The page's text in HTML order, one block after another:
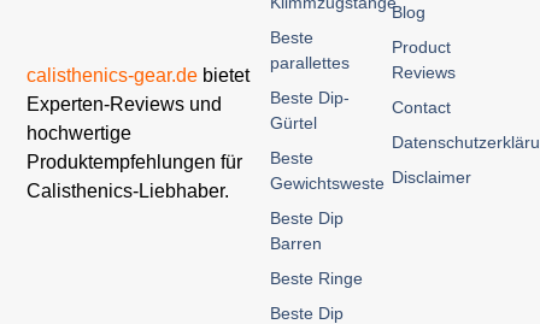
calisthenics-gear.de bietet
Experten-Reviews und
hochwertige
Produktempfehlungen für
Calisthenics-Liebhaber.
Blog
Product
Reviews
Contact
Disclaimer
Beste
parallettes
Beste Dip-
Gürtel
Beste
Gewichtsweste
Beste Dip
Barren
Beste Ringe
Beste Dip